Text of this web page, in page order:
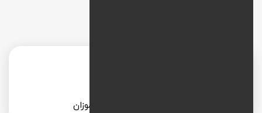
طراحی سایت برای دانش آموزان